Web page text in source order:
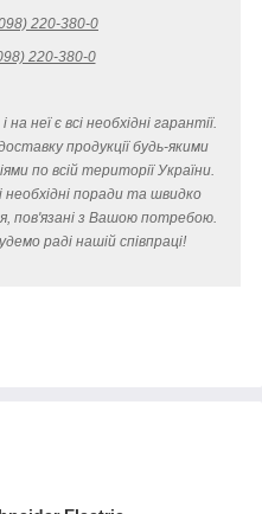
220-380-0
220-380-0
, і на неї є всі необхідні гарантії.
продукції будь-якими
по всій території України.
необхідні поради та швидко
пов'язані з Вашою потребою.
раді нашій співпраці!